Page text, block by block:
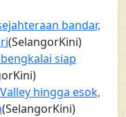
bandar,
(SelangorKini)
siap
hingga esok,
(SelangorKini)